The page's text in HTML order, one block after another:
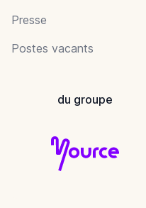
Presse
Postes vacants
du groupe